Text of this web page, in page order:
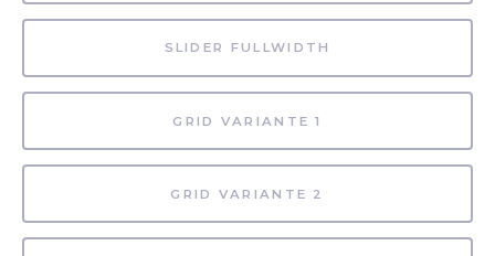
SLIDER FULLWIDTH
GRID VARIANTE 1
GRID VARIANTE 2